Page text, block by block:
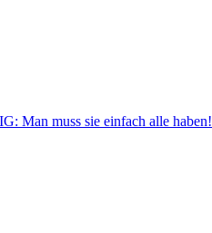
Man muss sie einfach alle haben!